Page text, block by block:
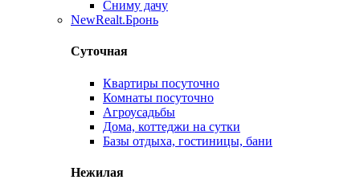
Сниму дачу
NewRealt.Бронь
Суточная
Квартиры посуточно
Комнаты посуточно
Агроусадьбы
Дома, коттеджи на сутки
Базы отдыха, гостиницы, бани
Нежилая